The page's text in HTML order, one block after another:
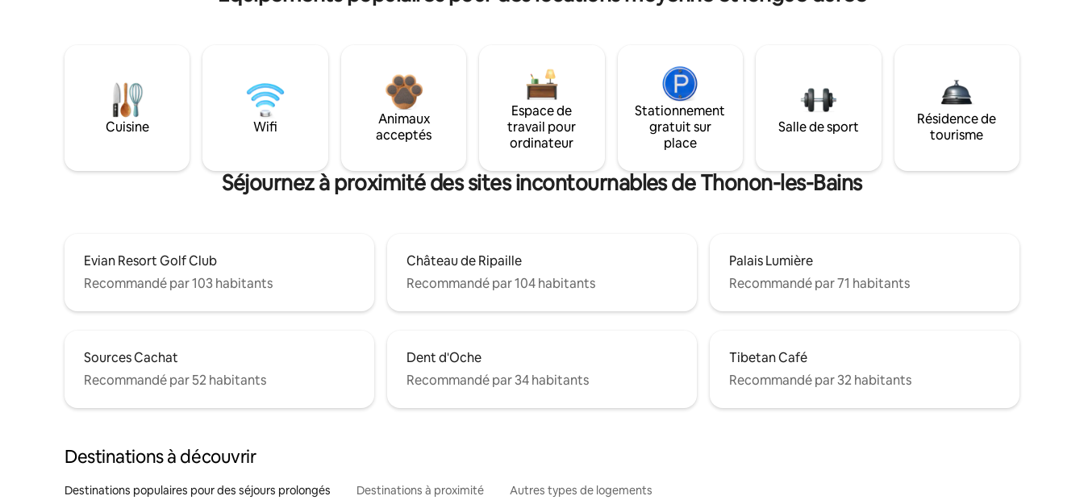
Cuisine Wifi
Animaux
acceptés
Espace de
travail pour
ordinateur
Stationnement
gratuit sur
place
Salle de sport
Résidence de
tourisme
Séjournez à proximité des sites incontournables de Thonon-les-Bains
Evian Resort Golf Club
Recommandé par 103 habitants
Château de Ripaille
Recommandé par 104 habitants
Palais Lumière
Recommandé par 71 habitants
Sources Cachat
Recommandé par 52 habitants
Dent d'Oche
Recommandé par 34 habitants
Tibetan Café
Recommandé par 32 habitants
Destinations à découvrir
Destinations populaires pour des séjours prolongés Destinations à proximité Autres types de logements